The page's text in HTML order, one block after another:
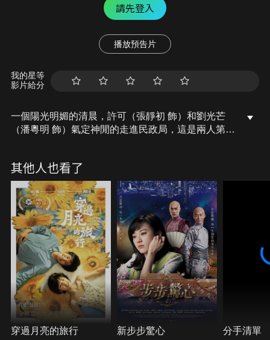
請先登入
播放預告片
我的星等
影片給分
一個陽光明媚的清晨，許可（張靜初 飾）和劉光芒
（潘粵明 飾）氣定神閒的走進民政局，這是兩人第二
被劈頭叫阿姨，此刻，她才意識到自己青春已逝、老
公出軌、沒錢沒房、車輛被毀。但這陰錯陽差的擦撞
也撞出一道曙光，看似玩世不恭的富二代康聖熙（吳
克群 飾）對許可展開熱情的追求，但許可瞄了一眼自
己的平胸和高齡，遲遲不敢接受。豈料自己的閨蜜毛
毛（朱珠 飾）對康少一見鍾情，展開誘惑攻擊。此
時，出軌的憂鬱前夫，以浪子回頭之姿，改掉自己不
夠浪漫的老毛病，拉攏她的閨蜜毛毛為自己製造機
會。此刻的她面臨愛情、生活多重選擇，她又該何去
何從？
其他人也看了
穿過月亮的旅行 新步步驚心 分手清單